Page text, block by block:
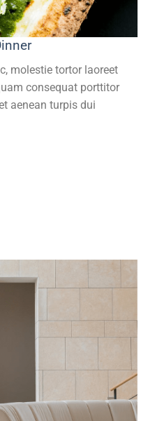
molestie tortor laoreet
consequat porttitor
aenean turpis dui